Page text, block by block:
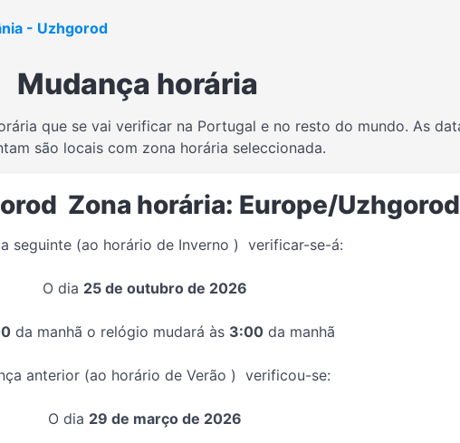
- Uzhgorod
Mudança horária
que se vai verificar na Portugal e no resto do mundo. As
são locais com zona horária seleccionada.
Zona horária: Europe/Uzhgorod
seguinte (ao horário de Inverno ) verificar-se-á:
O dia 25 de outubro de 2026
da manhã o relógio mudará às 3:00da manhã
anterior (ao horário de Verão ) verificou-se:
O dia 29 de março de 2026